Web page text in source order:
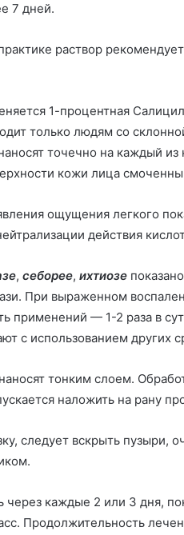
7 дней.
раствор
1-процентная
только людям со
точечно на каждый
кожи лица
ощущения легкого
действия
, себорее, ихтиозе
При выраженном
применений — 1-2 раза в
с использованием других
тонким слоем.
наложить на рану
следует вскрыть пузыри,
через каждые 2 или 3 дня,
Продолжительность